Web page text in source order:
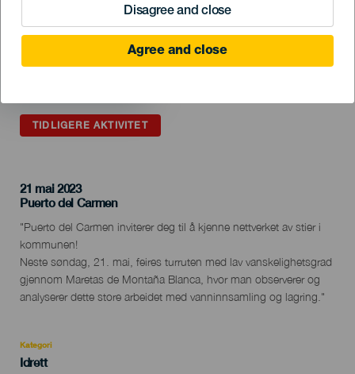
Disagree and close
Agree and close
TIDLIGERE AKTIVITET
21 mai 2023
Localidad
Puerto del Carmen
Descripción
del
evento
"Puerto del Carmen inviterer deg til å kjenne nettverket av stier i
kommunen!
Neste søndag, 21. mai, feires turruten med lav vanskelighetsgrad
gjennom Maretas de Montaña Blanca, hvor man observerer og
analyserer dette store arbeidet med vanninnsamling og lagring."
Kategori
Categoría
Idrett